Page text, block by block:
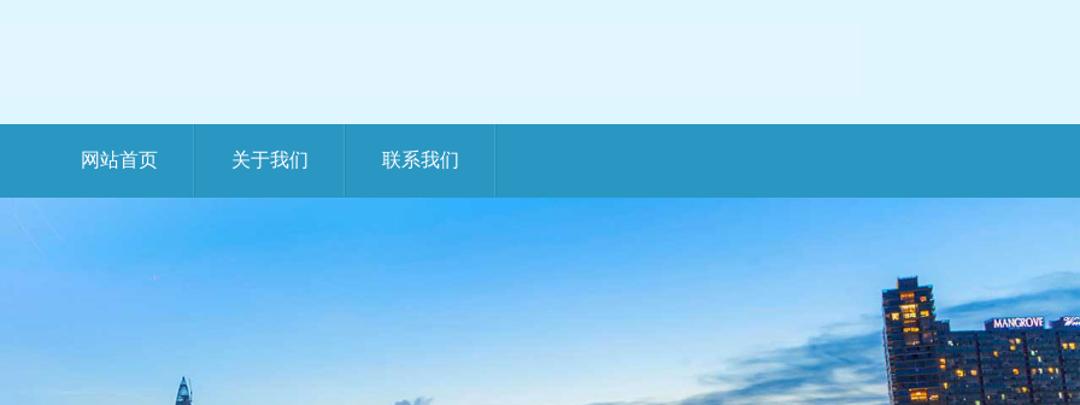
网站首页 关于我们 联系我们